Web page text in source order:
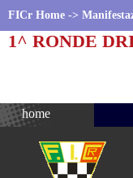
FICr Home ->
1^ RONDE
home